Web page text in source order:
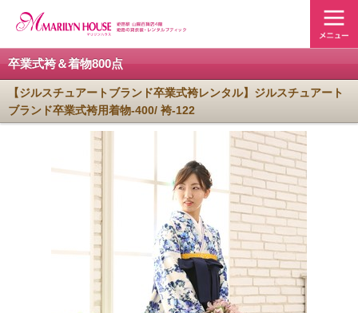
卒業式袴＆着物800点
【ジルスチュアートブランド卒業式袴レンタル】ジルスチュアート
ブランド卒業式袴用着物-400/ 袴-122